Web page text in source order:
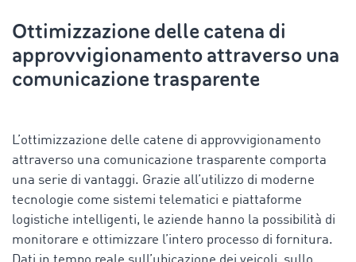
Ottimizzazione delle catena di
approvvigionamento attraverso una
comunicazione trasparente
L’ottimizzazione delle catene di approvvigionamento
attraverso una comunicazione trasparente comporta
una serie di vantaggi. Grazie all’utilizzo di moderne
tecnologie come sistemi telematici e piattaforme
logistiche intelligenti, le aziende hanno la possibilità di
monitorare e ottimizzare l’intero processo di fornitura.